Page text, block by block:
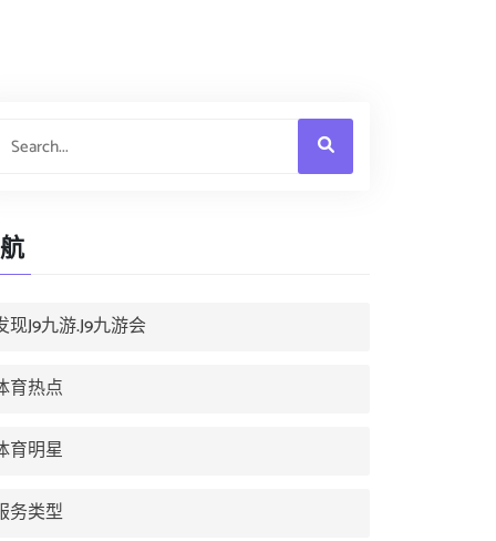
现J9九游.J9九游会
育热点
育明星
务类型